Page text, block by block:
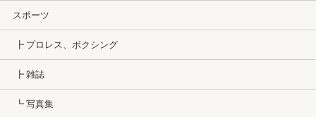
スポーツ
┣ プロレス、ボクシング
┣ 雑誌
┗ 写真集